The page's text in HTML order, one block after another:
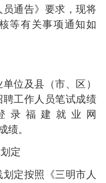
员通告》 要求 ，现将
等有关事项通知如
单位及县（市、区）
聘工作人员笔试成绩
录福建就业网
绩。
定
定按照 《三明市人